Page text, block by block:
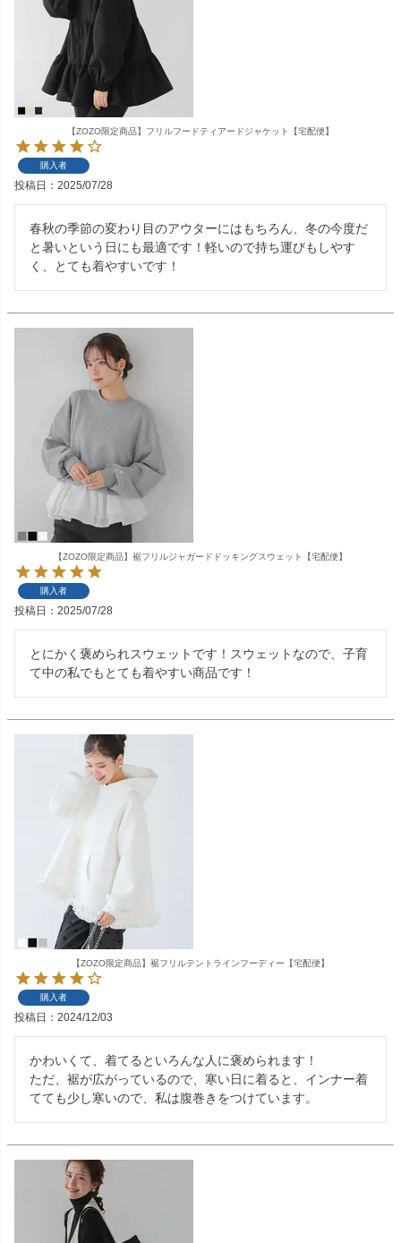
【ZOZO限定商品】フリルフードティアードジャケット【宅配便】
購入者
投稿日 2025/07/28
春秋の季節の変わり目のアウターにはもちろん、冬の今度だ
と暑いという日にも最適です！軽いので持ち運びもしやす
く、とても着やすいです！
【ZOZO限定商品】裾フリルジャガードドッキングスウェット【宅配便】
購入者
投稿日 2025/07/28
とにかく褒められスウェットです！スウェットなので、子育
て中の私でもとても着やすい商品です！
【ZOZO限定商品】裾フリルテントラインフーディー【宅配便】
購入者
投稿日 2024/12/03
かわいくて、着てるといろんな人に褒められます！
ただ、裾が広がっているので、寒い日に着ると、インナー着
てても少し寒いので、私は腹巻きをつけています。